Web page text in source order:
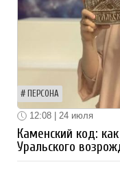
ПЕРСОНА
12:08 | 24 июля
Каменский код:
Уральского